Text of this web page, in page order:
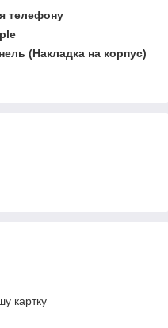
телефону
(Накладка на корпус)
картку